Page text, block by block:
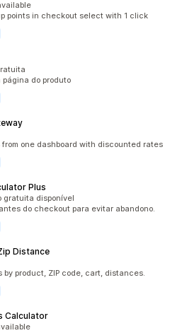
points in checkout select with 1 click
página do produto
one dashboard with discounted rates
Plus
gratuita disponível
do checkout para evitar abandono.
Distance
by product, ZIP code, cart, distances.
Calculator